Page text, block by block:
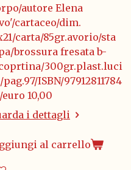
autore Elena
cartaceo/dim.
carta/85gr.avorio/sta
brossura fresata b-
300gr.plast.luci
pag.97/ISBN/97912811784
euro 10,00
i dettagli
al carrello